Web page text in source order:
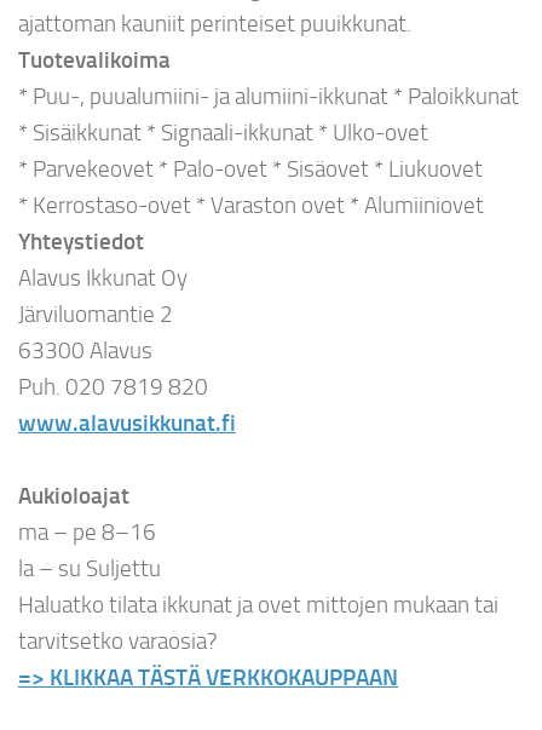
ajattoman kauniit perinteiset puuikkunat.
Tuotevalikoima
* Puu-, puualumiini- ja alumiini-ikkunat * Paloikkunat
* Sisäikkunat * Signaali-ikkunat * Ulko-ovet
* Parvekeovet * Palo-ovet * Sisäovet * Liukuovet
* Kerrostaso-ovet * Varaston ovet * Alumiiniovet
Yhteystiedot
Alavus Ikkunat Oy
Järviluomantie 2
63300 Alavus
Puh. 020 7819 820
www.alavusikkunat.fi
Aukioloajat
ma – pe 8–16
la – su Suljettu
Haluatko tilata ikkunat ja ovet mittojen mukaan tai
tarvitsetko varaosia?
=> KLIKKAA TÄSTÄ VERKKOKAUPPAAN